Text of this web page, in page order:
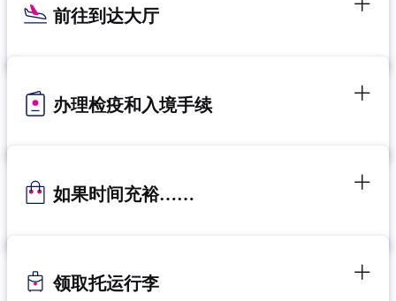
前往到达大厅
办理检疫和入境手续
如果时间充裕……
领取托运行李